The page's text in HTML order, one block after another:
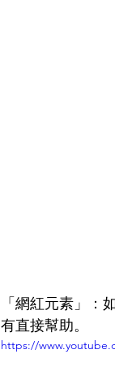
「網紅元素」：
有直接幫助。
https://